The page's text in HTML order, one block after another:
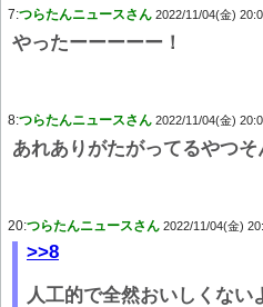
7:つらたんニュースさん 2022/11/04(金)
やったーーーーー！
8:つらたんニュースさん 2022/11/04(金)
あれありがたがってるやつ
20:つらたんニュースさん 2022/11/04(金)
>>8
人工的で全然おいしくない